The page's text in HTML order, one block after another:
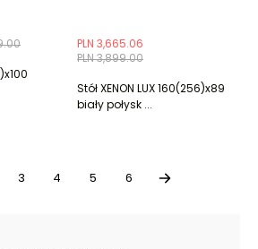
PLN 3,899.00
PLN 3,665.06
Stół XENON LUX 160(256)x89
biały połysk ...
3 4 5 6